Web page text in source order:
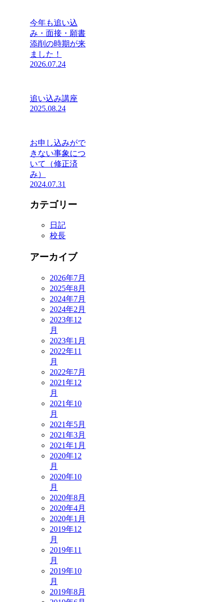
今年も追い込
み・面接・願書
添削の時期が来
ました！
2026.07.24
追い込み講座
2025.08.24
お申し込みがで
きない事象につ
いて（修正済
み）
2024.07.31
カテゴリー
日記
校長
アーカイブ
2026年7月
2025年8月
2024年7月
2024年2月
2023年12
月
2023年1月
2022年11
月
2022年7月
2021年12
月
2021年10
月
2021年5月
2021年3月
2021年1月
2020年12
月
2020年10
月
2020年8月
2020年4月
2020年1月
2019年12
月
2019年11
月
2019年10
月
2019年8月